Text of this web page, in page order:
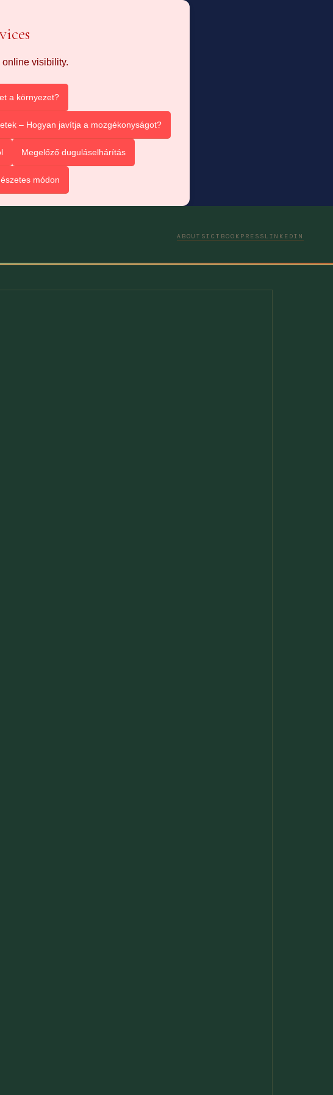
visibility.
a környezet?
– Hogyan javítja a mozgékonyságot?
Megelőző duguláselhárítás
módon
ABOUT SICT BOOK PRESS LINKEDIN